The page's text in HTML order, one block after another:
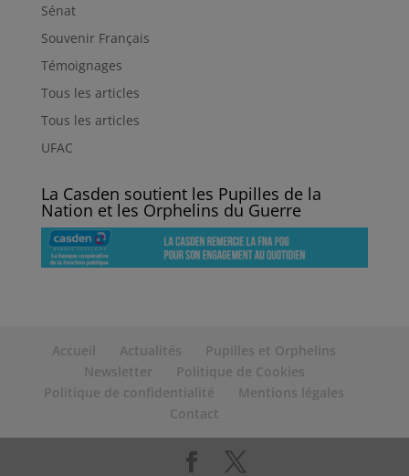
Sénat
Souvenir Français
Témoignages
Tous les articles
Tous les articles
UFAC
La Casden soutient les Pupilles de la
Nation et les Orphelins du Guerre
Accueil Actualités
Pupilles et Orphelins
Newsletter
Politique de Cookies
Politique de confidentialité
Mentions légales
Contact